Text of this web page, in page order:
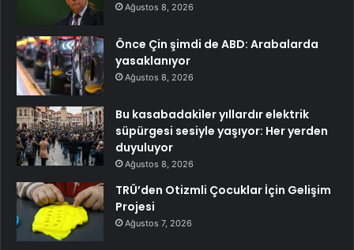
Ağustos 8, 2026
Önce Çin şimdi de ABD: Arabalarda
yasaklanıyor
Ağustos 8, 2026
Bu kasabadakiler yıllardır elektrik
süpürgesi sesiyle yaşıyor: Her yerden
duyuluyor
Ağustos 8, 2026
TRÜ’den Otizmli Çocuklar İçin Gelişim
Projesi
Ağustos 7, 2026